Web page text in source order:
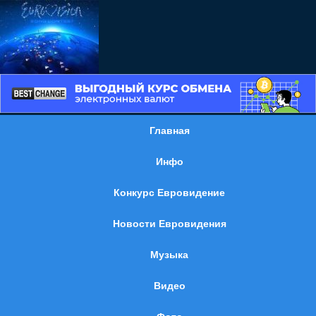
Главная
Инфо
Конкурс Евровидение
Новости Евровидения
Музыка
Видео